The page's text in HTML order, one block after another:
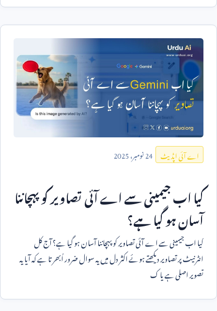
اے آئی اپڈیٹ 24نومبر،2025
کیا اب جیمینی سے اے آئی تصاویر کو پہچاننا
آسان ہو گیا ہے؟
کیا اب جیمینی سے اے آئی تصاویر کو پہچاننا آسان ہو گیا ہے؟ آج کل
انٹرنیٹ پر تصاویر دیکھتے ہوئے اکثر دل میں یہ سوال ضرور اُبھرتا ہے کہ آیا یہ
تصویر اصلی ہے یا ک